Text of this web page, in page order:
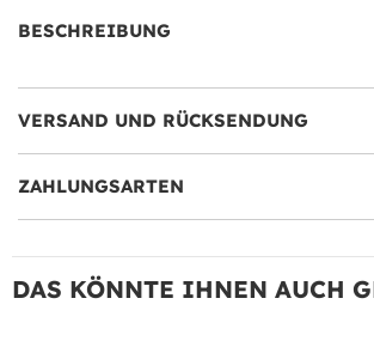
BESCHREIBUNG
VERSAND UND RÜCKSENDUNG
ZAHLUNGSARTEN
DAS KÖNNTE IHNEN AUCH